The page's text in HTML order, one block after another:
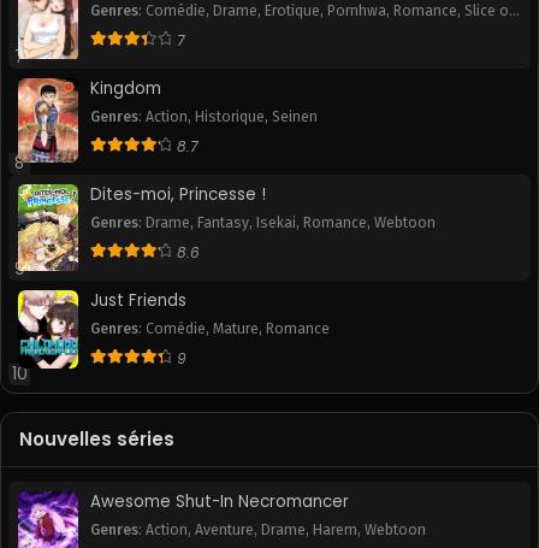
7
Genres: Comédie, Drame, Erotique, Pornhwa, Romance, Slice of
Life,Smut 7
8
Kingdom
Genres: Action, Historique, Seinen
8.7
9
Dites-moi, Princesse !
Genres: Drame, Fantasy, Isekai, Romance, Webtoon
8.6
10
Just Friends
Genres: Comédie, Mature, Romance
9
Nouvelles séries
Awesome Shut-In Necromancer
Genres: Action, Aventure, Drame, Harem, Webtoon